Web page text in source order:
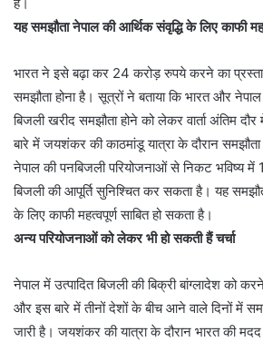
है।
यह समझौता नेपाल की आर्थिक संवृद्धि के लिए काफी
भारत ने इसे बढ़ा कर 24 करोड़ रुपये करने का
समझौता होना है। सूत्रों ने बताया कि भारत और
बिजली खरीद समझौता होने को लेकर वार्ता अंतिम
बारे में जयशंकर की काठमांडू यात्रा के दौरान
नेपाल की पनबिजली परियोजनाओं से निकट भविष्य में
बिजली की आपूर्ति सुनिश्चित कर सकता है। यह
के लिए काफी महत्वपूर्ण साबित हो सकता है।
अन्य परियोजनाओं को लेकर भी हो सकती हैं चर्चा
नेपाल में उत्पादित बिजली की बिक्री बांग्लादेश को
और इस बारे में तीनों देशों के बीच आने वाले दिनों में
जारी है। जयशंकर की यात्रा के दौरान भारत की